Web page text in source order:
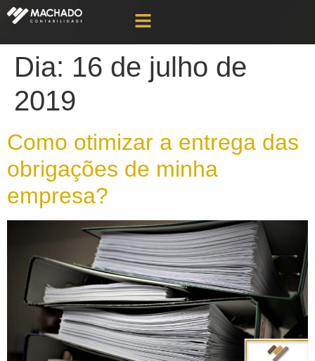
Dia: 16 de julho de
2019
Como otimizar a entrega das
obrigações de minha
empresa?